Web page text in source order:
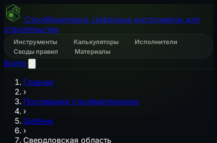
СтройКомплаенс Цифровые инструменты для
строительства
Инструменты Калькуляторы
Исполнители
Своды правил
Материалы
Войти
Главная
›
Поставщики стройматериалов
›
Щебень
›
Свердловская область